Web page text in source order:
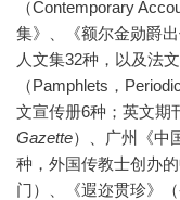
（Contemporary
集》、《额尔金勋爵
人文集32种，以及法
（Pamphlets，
文宣传册6种；英文期
Gazette）、广州《中
种，外国传教士创办
门）、《遐迩贯珍》